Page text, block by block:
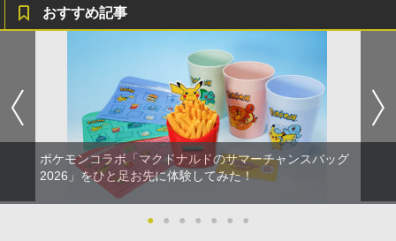
【当店独自で＋P10倍★要エントリー】
【中古】[PS5] 仁王3 通常版 コーエーテ
クモゲームス(20260206)
￥5,050
METAL GEAR SOLID : MASTER COLL
￥5,610
レトロミニゲームキーホルダー 単品販売
※色指定可 カラー全6種 (赤・青・黄・
緑・黒・白) レトロゲーム 雑貨 [ 新品 ]
￥480
指サック スマホゲーム 音げー 手汗対策
ップ タッチ感 通気性/伸縮性/快適性/耐摩
耗性/洗濯可能 ゲーム体験 スマホ/タブレ
【特典】野生の島のロズ スペシャル・プ
ライス【Blu-ray】(パウ・パトロールお
風呂ポスター(A4サイズ)) [ クリス・サン
ダース ]
￥1,336
BD+DVDセット 【ブルーレイ】／エイミ
ー・ポーラーブルーレイ／海外アニメ・
おすすめ記事
ポケモンコラボ「マクドナルドのサマーチャンスバッグ
2026」をひと足お先に体験してみた！
● ● ● ● ● ● ●